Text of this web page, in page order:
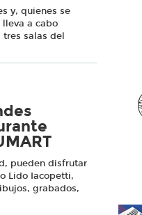
y, quienes se
a cabo
tres salas del
pueden disfrutar
Lido Iacopetti,
grabados,